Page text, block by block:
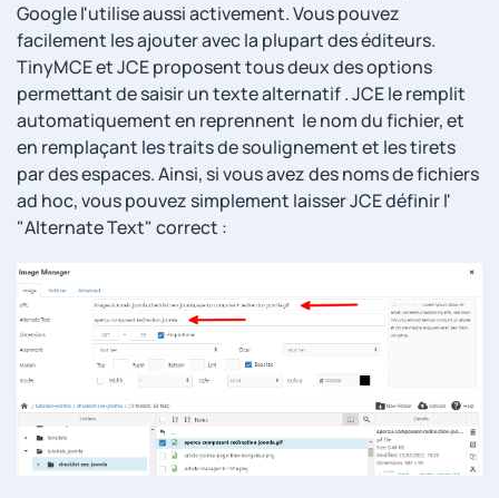
Google l'utilise aussi activement. Vous pouvez
facilement les ajouter avec la plupart des éditeurs.
TinyMCE et JCE proposent tous deux des options
permettant de saisir un texte alternatif . JCE le remplit
automatiquement en reprennent le nom du fichier, et
en remplaçant les traits de soulignement et les tirets
par des espaces. Ainsi, si vous avez des noms de fichiers
ad hoc, vous pouvez simplement laisser JCE définir l'
"Alternate Text" correct :